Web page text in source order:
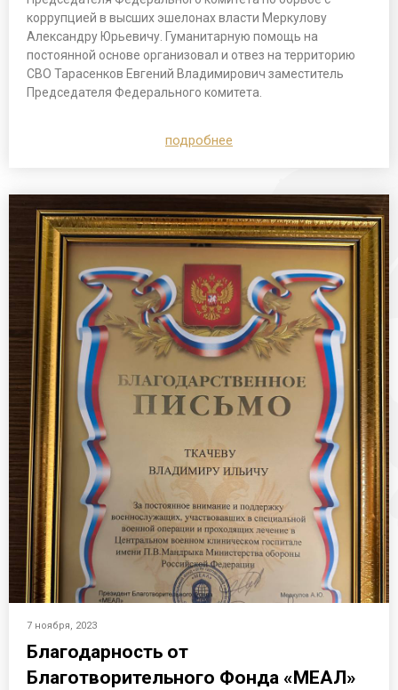
коррупцией в высших эшелонах власти Меркулову
Александру Юрьевичу. Гуманитарную помощь на
постоянной основе организовал и отвез на территорию
СВО Тарасенков Евгений Владимирович заместитель
Председателя Федерального комитета.
подробнее
7 ноября, 2023
Благодарность от
Благотворительного Фонда «МЕАЛ»